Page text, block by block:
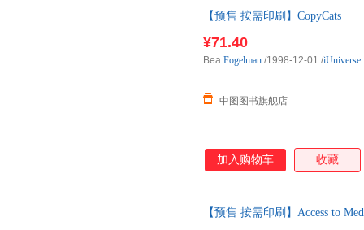
【预售 按需印刷】CopyCats
¥71.40
中图图书旗舰店
Bea Fogelman /1998-12-01 /iUniverse
加入购物车 收藏
【预售 按需印刷】Access to